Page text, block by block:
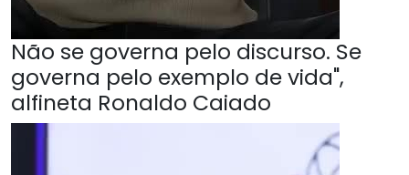
Não se governa pelo discurso. Se
governa pelo exemplo de vida",
alfineta Ronaldo Caiado